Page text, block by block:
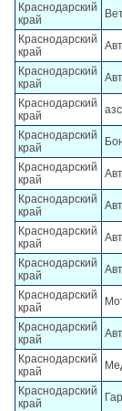
Краснодарский
край
Краснодарский
край
Краснодарский
край
Краснодарский
край
Краснодарский
край
Краснодарский
край
Краснодарский
край
Краснодарский
край
Краснодарский
край
Краснодарский
край
Краснодарский
край
Краснодарский
край
Краснодарский
край